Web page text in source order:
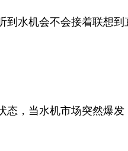
到水机会不会接着联想到
态，当水机市场突然爆发